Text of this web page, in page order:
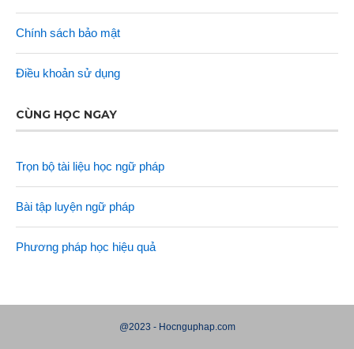
Chính sách bảo mật
Điều khoản sử dụng
CÙNG HỌC NGAY
Trọn bộ tài liệu học ngữ pháp
Bài tập luyện ngữ pháp
Phương pháp học hiệu quả
@2023 - Hocnguphap.com